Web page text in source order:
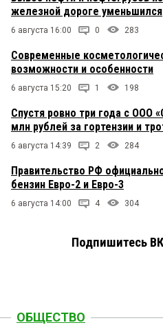
железной дороге уменьшился
6 августа 16:00 0 283
Современные
возможности и особенности
6 августа 15:20 1 198
Спустя ровно три года с ООО
млн рублей за гортензии и
6 августа 14:39 2 284
Правительство РФ
бензин Евро-2 и Евро-3
6 августа 14:00 4 304
Подпишитесь
ОБЩЕСТВО